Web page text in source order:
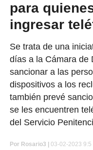
para
ingresar
Se trata de una
días a la Cámara de
sancionar a las
dispositivos a los
también prevé
se les encuentren
del Servicio
Por Rosario3 | 03-02-2023 9:5